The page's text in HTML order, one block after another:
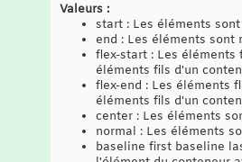
17
18
19
20
21
22
23
24
25
26
27
28
align-content :
les
accolé
align-content:
au
align-content:
align-content:
auto
Valeurs :
start : Les éléments
end : Les éléments sont
flex-start : Les éléments
éléments fils d'un
flex-end : Les éléments
éléments fils d'un
center : Les éléments
normal : Les éléments
baseline first baseline